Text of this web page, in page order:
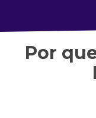
Por